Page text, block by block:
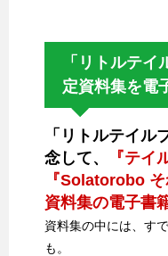
「リトルテ
定資料集を電
「リトルテイル
念して、
『テイ
『Solatorobo
資料集の電子書
資料集の中には、す
も。